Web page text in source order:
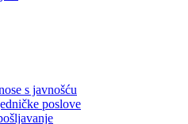
boračka pitanja
finansije